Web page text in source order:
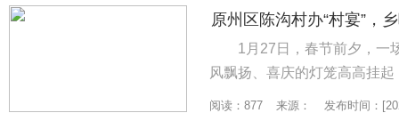
原州区陈沟村办“村宴”，
1月27日，春节前夕，一
风飘扬、喜庆的灯笼高高挂
闹，处处洋溢着浓浓的年味和
阅读：877 来源： 发布时间：